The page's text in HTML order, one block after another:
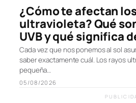
¿Cómo te afectan
ultravioleta? Qué
UVB y qué significa
Cada vez que nos ponemos al sol
saber exactamente cuál. Los rayos
pequeña…
05/08/2026